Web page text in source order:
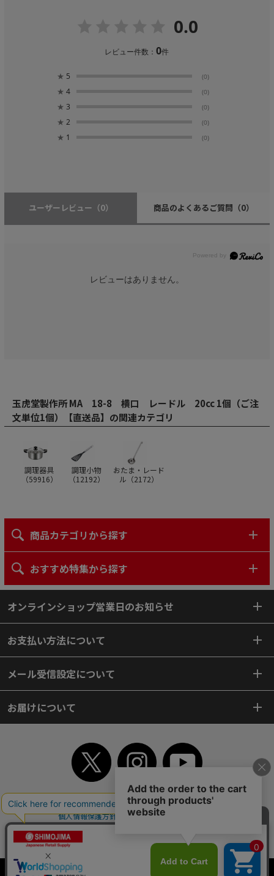
0.0
レビュー件数：0件
★ 5 (0)
★ 4 (0)
★ 3 (0)
★ 2 (0)
★ 1 (0)
ユーザーレビュー （0） 商品のよくあるご質問 （0）
レビューはありません。
玉虎堂製作所 MA 18-8 横口 レードル 20cc 1個（ご注
文単位1個）【直送品】の関連カテゴリ
調理器具
（59916）
調理小物
（12192）
おたま・レード
ル（2172）
商品カテゴリから探す
おすすめ特集から探す
オンラインショップ営業日のお知らせ
お支払い方法について
メール受信設定について
お届けについて
TOP 初めてご利用のお客様へ ご利用案内
ご利用規約
個人情報保護方針
特定商取引法
よくあるご質問
お問い合わせ
サイトマップ
Copyright© 2018 SHIMOJIMA Co.,Ltd. All Rights Reserved.